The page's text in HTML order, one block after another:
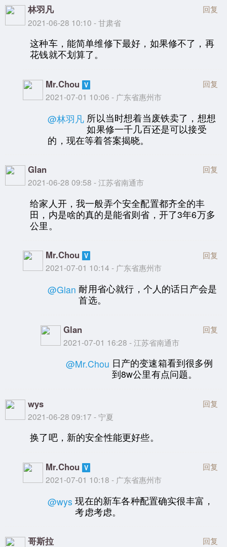
林羽凡
2021-06-28 10:10 - 甘肃省
回复
这种车，能简单维修下最好，如果修不了，再
花钱就不划算了。
Mr.Chou
2021-07-01 10:06 - 广东省惠州市
回复
@林羽凡 所以当时想着当废铁卖了，想想
如果修一千几百还是可以接受
的，现在等着答案揭晓。
Glan
2021-06-28 09:58 - 江苏省南通市
回复
给家人开，我一般弄个安全配置都齐全的丰
田，内是啥的真的是能省则省，开了3年6万多
公里。
Mr.Chou
2021-07-01 10:14 - 广东省惠州市
回复
@Glan 耐用省心就行，个人的话日产会是
首选。
Glan
2021-07-01 16:28 - 江苏省南通市
回复
@Mr.Chou 日产的变速箱看到很多例
到8w公里有点问题。
wys
2021-06-28 09:17 - 宁夏
回复
换了吧，新的安全性能更好些。
Mr.Chou
2021-07-01 10:18 - 广东省惠州市
回复
@wys 现在的新车各种配置确实很丰富，
考虑考虑。
哥斯拉 回复